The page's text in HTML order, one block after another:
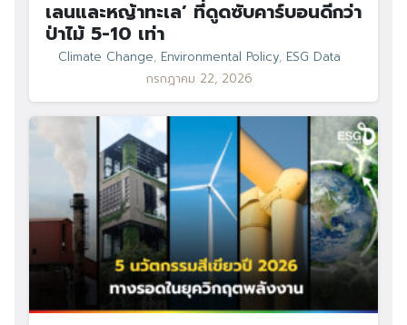
เลนและหญ้าทะเล’ ที่ดูดซับคาร์บอนดีกว่า
ป่าไม้ 5-10 เท่า
Climate Change, Environmental Policy, ESG Data
กรกฎาคม 22, 2026